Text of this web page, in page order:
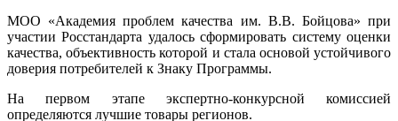
МОО «Академия проблем качества им. В.В. Бойцова» при
участии Росстандарта удалось сформировать систему оценки
качества, объективность которой и стала основой устойчивого
доверия потребителей к Знаку Программы.
На первом этапе экспертно-конкурсной комиссией
определяются лучшие товары регионов.